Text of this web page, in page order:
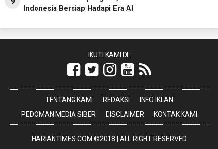
Indonesia Bersiap Hadapi Era AI
IKUTI KAMI DI:
TENTANG KAMI REDAKSI
INFO IKLAN
PEDOMAN MEDIA SIBER
DISCLAIMER KONTAK KAMI
HARIANTIMES.COM ©2018 | ALL RIGHT RESERVED